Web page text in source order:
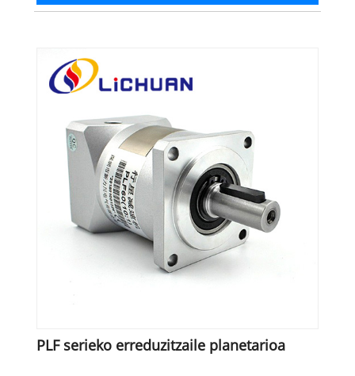
PLF serieko erreduzitzaile planetarioa